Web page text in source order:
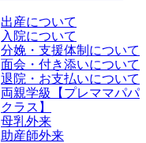
出産について
入院について
分娩・支援体制について
面会・付き添いについて
退院・お支払いについて
両親学級【プレママパパ
クラス】
母乳外来
助産師外来